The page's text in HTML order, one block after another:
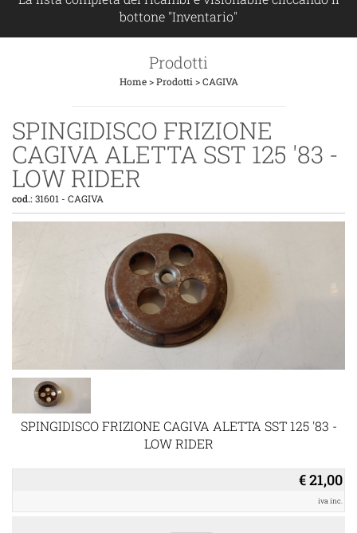
bottone "Inventario"
Prodotti
Home>Prodotti >CAGIVA
SPINGIDISCO FRIZIONE
CAGIVA ALETTA SST 125 '83 -
LOW RIDER
cod.:31601 - CAGIVA
SPINGIDISCO FRIZIONE CAGIVA ALETTA SST 125 '83 -
LOW RIDER
€ 21,00
iva inc.